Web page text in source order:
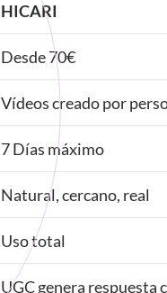
HICARI
Desde 70€
Vídeos creado por
7 Días máximo
Natural, cercano, real
Uso total
UGC genera respuesta